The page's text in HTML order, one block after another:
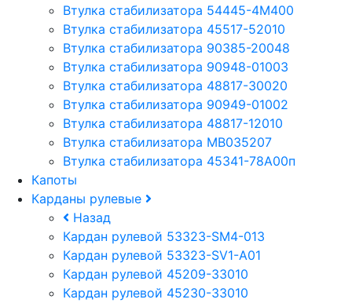
Втулка стабилизатора 54445-4M400
Втулка стабилизатора 45517-52010
Втулка стабилизатора 90385-20048
Втулка стабилизатора 90948-01003
Втулка стабилизатора 48817-30020
Втулка стабилизатора 90949-01002
Втулка стабилизатора 48817-12010
Втулка стабилизатора MB035207
Втулка стабилизатора 45341-78A00п
Капоты
Карданы рулевые
Назад
Кардан рулевой 53323-SM4-013
Кардан рулевой 53323-SV1-A01
Кардан рулевой 45209-33010
Кардан рулевой 45230-33010